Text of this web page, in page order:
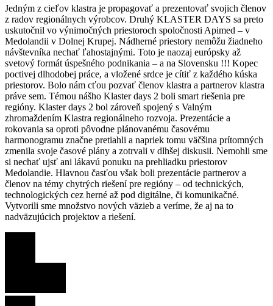
Jedným z cieľov klastra je propagovať a prezentovať svojich členov
z radov regionálnych výrobcov. Druhý KLASTER DAYS sa preto
uskutočnil vo výnimočných priestoroch spoločnosti Apimed – v
Medolandii v Dolnej Krupej. Nádherné priestory nemôžu žiadneho
návštevníka nechať ľahostajnými. Toto je naozaj európsky až
svetový formát úspešného podnikania – a na Slovensku !!! Kopec
poctivej dlhodobej práce, a vložené srdce je cítiť z každého kúska
priestorov. Bolo nám cťou pozvať členov klastra a partnerov klastra
práve sem. Témou nášho Klaster days 2 boli smart riešenia pre
regióny. Klaster days 2 bol zároveň spojený s Valným
zhromaždením Klastra regionálneho rozvoja. Prezentácie a
rokovania sa oproti pôvodne plánovanému časovému
harmonogramu značne pretiahli a napriek tomu väčšina prítomných
zmenila svoje časové plány a zotrvali v dlhšej diskusii. Nemohli sme
si nechať ujsť ani lákavú ponuku na prehliadku priestorov
Medolandie. Hlavnou časťou však boli prezentácie partnerov a
členov na témy chytrých riešení pre regióny – od technických,
technologických cez herné až pod digitálne, či komunikačné.
Vytvorili sme množstvo nových väzieb a veríme, že aj na to
nadväzujúcich projektov a riešení.